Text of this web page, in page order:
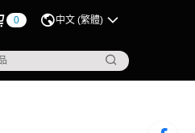
0 中文 (繁體)